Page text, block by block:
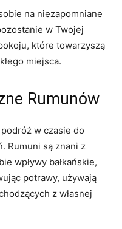
‌na niezapomniane
w Twojej
które ​towarzyszą
miejsca.
Rumunów
w czasie do
Rumuni są znani z
wpływy bałkańskie,
potrawy, używają
z własnej